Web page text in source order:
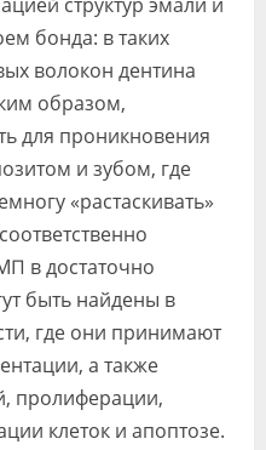
бонда: в таких
волокон дентина
образом,
для проникновения
и зубом, где
«растаскивать»
в достаточно
быть найдены в
где они принимают
а также
пролиферации,
клеток и апоптозе.